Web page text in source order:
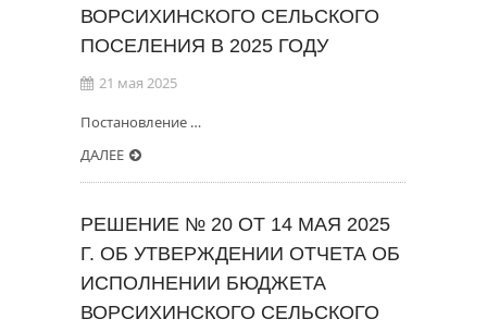
ВОРСИХИНСКОГО СЕЛЬСКОГО
ПОСЕЛЕНИЯ В 2025 ГОДУ
21 мая 2025
Постановление …
ДАЛЕЕ
РЕШЕНИЕ № 20 ОТ 14 МАЯ 2025
Г. ОБ УТВЕРЖДЕНИИ ОТЧЕТА ОБ
ИСПОЛНЕНИИ БЮДЖЕТА
ВОРСИХИНСКОГО СЕЛЬСКОГО